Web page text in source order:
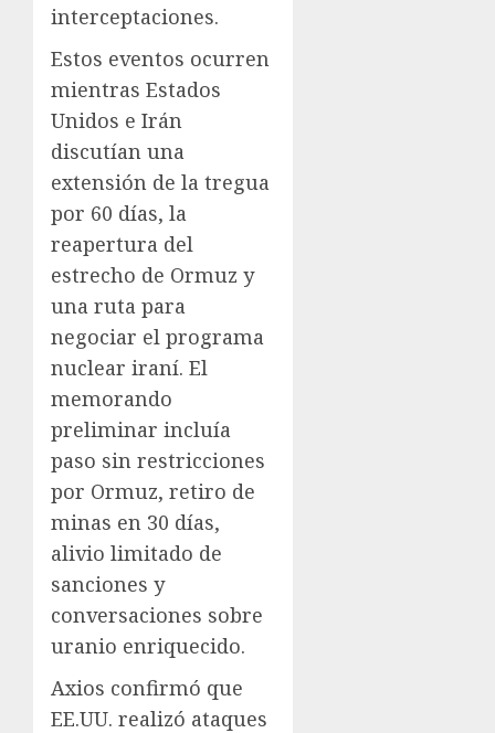
interceptaciones.
Estos eventos ocurren
mientras Estados
Unidos e Irán
discutían una
extensión de la tregua
por 60 días, la
reapertura del
estrecho de Ormuz y
una ruta para
negociar el programa
nuclear iraní. El
memorando
preliminar incluía
paso sin restricciones
por Ormuz, retiro de
minas en 30 días,
alivio limitado de
sanciones y
conversaciones sobre
uranio enriquecido.
Axios confirmó que
EE.UU. realizó ataques